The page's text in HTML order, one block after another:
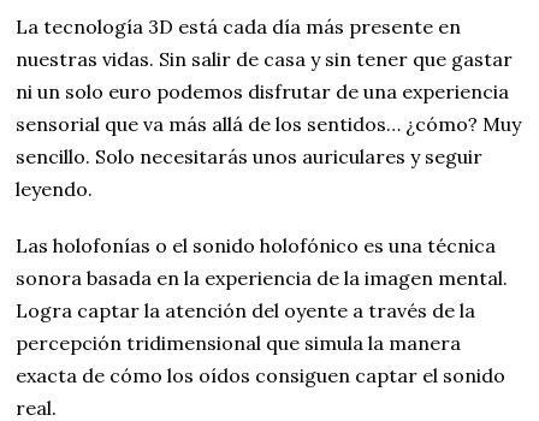
La tecnología 3D está cada día más presente en
nuestras vidas. Sin salir de casa y sin tener que gastar
ni un solo euro podemos disfrutar de una experiencia
sensorial que va más allá de los sentidos… ¿cómo? Muy
sencillo. Solo necesitarás unos auriculares y seguir
leyendo.
Las holofonías o el sonido holofónico es una técnica
sonora basada en la experiencia de la imagen mental.
Logra captar la atención del oyente a través de la
percepción tridimensional que simula la manera
exacta de cómo los oídos consiguen captar el sonido
real.